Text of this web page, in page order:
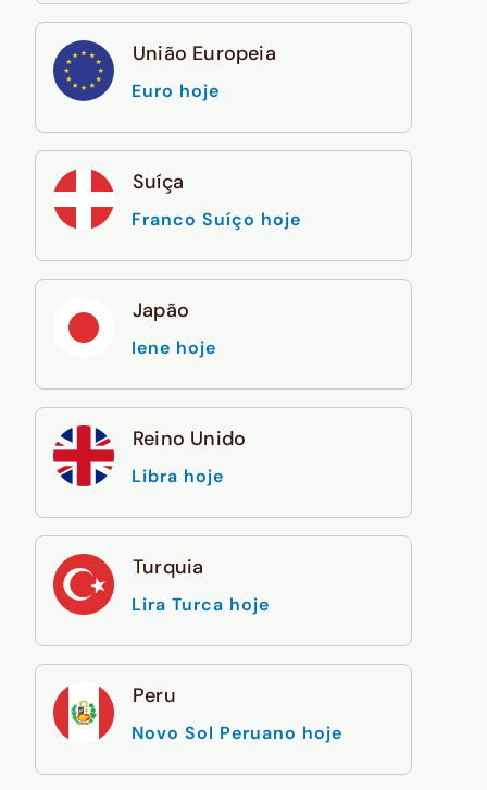
União Europeia
Euro hoje
Suíça
Franco Suíço hoje
Japão
Iene hoje
Reino Unido
Libra hoje
Turquia
Lira Turca hoje
Peru
Novo Sol Peruano hoje